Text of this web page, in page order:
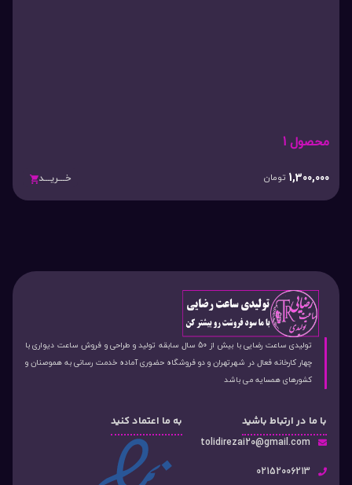
محصول 1
1,300,000 تومان خـــریـــد
تولیدی ساعت رضایی با بیش از 50 سال سابقه تولید و طراحی و فروش ساعت دیواری با
چهار کارخانه فعال در شهرتهران و دو فروشگاه حضوری آماده خدمت رسانی به هموصنان و
کشورهای همسایه می باشد
با ما در ارتباط باشید
tolidirezai20@gmail.com
02152006213
به ما اعتماد کنید